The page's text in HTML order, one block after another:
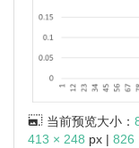
当前预览大小：
413 × 248 px | 826